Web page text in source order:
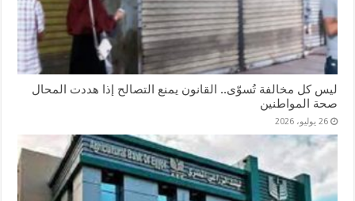
ليس كل مخالفة تُسوّى.. القانون يمنع التصالح إذا هددت المحال
صحة المواطنين
26 يوليو، 2026